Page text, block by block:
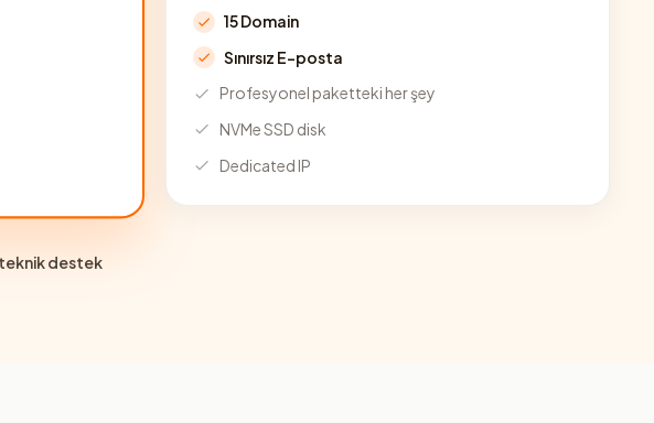
15 Domain
Sınırsız E-posta
Profesyonel paketteki her şey
NVMe SSD disk
Dedicated IP
destek